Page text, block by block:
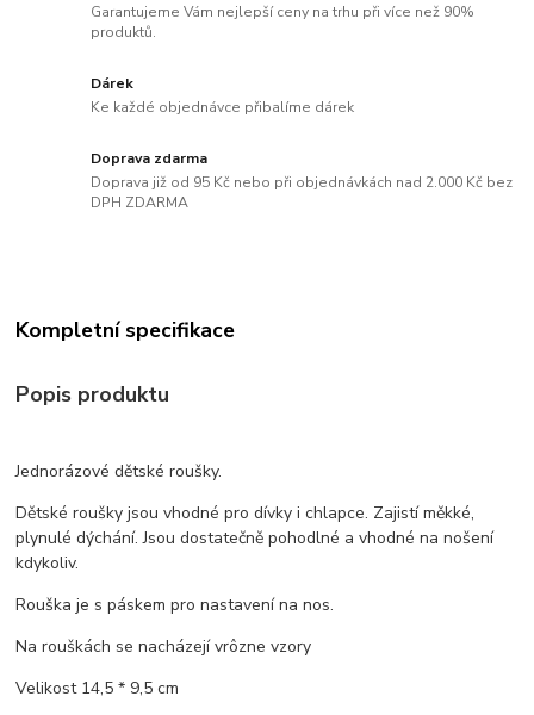
Garantujeme Vám nejlepší ceny na trhu při více než 90%
produktů.
Dárek
Ke každé objednávce přibalíme dárek
Doprava zdarma
Doprava již od 95 Kč nebo při objednávkách nad 2.000 Kč bez
DPH ZDARMA
Kompletní specifikace
Popis produktu
Jednorázové dětské roušky.
Dětské roušky jsou vhodné pro dívky i chlapce. Zajistí měkké,
plynulé dýchání. Jsou dostatečně pohodlné a vhodné na nošení
kdykoliv.
Rouška je s páskem pro nastavení na nos.
Na rouškách se nacházejí vrôzne vzory
Velikost 14,5 * 9,5 cm